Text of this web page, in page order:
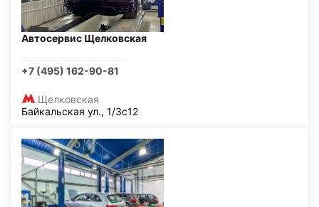
Автосервис Щелковская
+7 (495) 162-90-81
Щелковская
Байкальская ул., 1/3с12